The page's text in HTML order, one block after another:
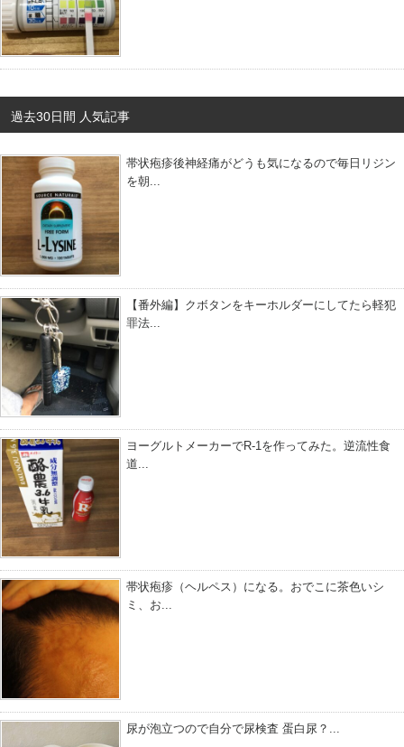
過去30日間 人気記事
帯状疱疹後神経痛がどうも気になるので毎日リジン
を朝...
【番外編】クボタンをキーホルダーにしてたら軽犯
罪法...
ヨーグルトメーカーでR-1を作ってみた。逆流性食
道...
帯状疱疹（ヘルペス）になる。おでこに茶色いシ
ミ、お...
尿が泡立つので自分で尿検査 蛋白尿？...